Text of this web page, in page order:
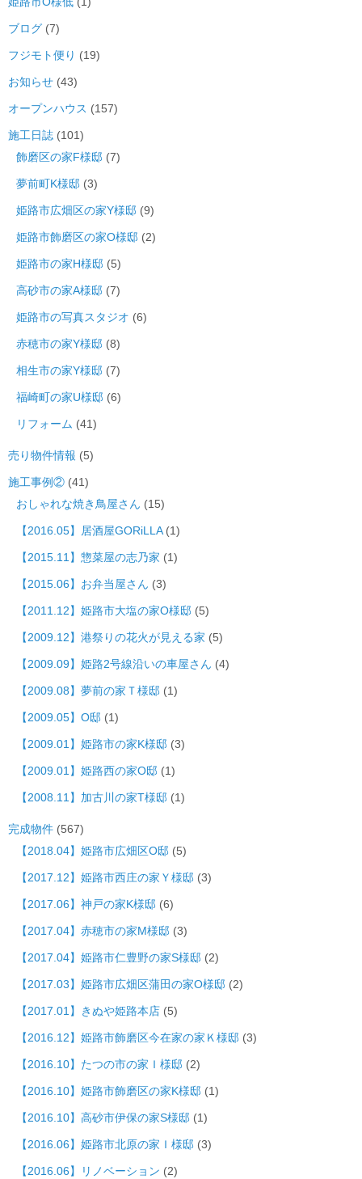
ブログ (7)
フジモト便り (19)
お知らせ (43)
オープンハウス (157)
施工日誌 (101)
飾磨区の家F様邸 (7)
夢前町K様邸 (3)
姫路市広畑区の家Y様邸 (9)
姫路市飾磨区の家O様邸 (2)
姫路市の家H様邸 (5)
高砂市の家A様邸 (7)
姫路市の写真スタジオ (6)
赤穂市の家Y様邸 (8)
相生市の家Y様邸 (7)
福崎町の家U様邸 (6)
リフォーム (41)
売り物件情報 (5)
施工事例② (41)
おしゃれな焼き鳥屋さん (15)
【2016.05】居酒屋GORiLLA(1)
【2015.11】惣菜屋の志乃家 (1)
【2015.06】お弁当屋さん (3)
【2011.12】姫路市大塩の家O様邸 (5)
【2009.12】港祭りの花火が見える家 (5)
【2009.09】姫路2号線沿いの車屋さん (4)
【2009.08】夢前の家Ｔ様邸 (1)
【2009.05】O邸 (1)
【2009.01】姫路市の家K様邸 (3)
【2009.01】姫路西の家O邸 (1)
【2008.11】加古川の家T様邸 (1)
完成物件 (567)
【2018.04】姫路市広畑区O邸 (5)
【2017.12】姫路市西庄の家Ｙ様邸 (3)
【2017.06】神戸の家K様邸 (6)
【2017.04】赤穂市の家M様邸 (3)
【2017.04】姫路市仁豊野の家S様邸 (2)
【2017.03】姫路市広畑区蒲田の家O様邸 (2)
【2017.01】きぬや姫路本店 (5)
【2016.12】姫路市飾磨区今在家の家Ｋ様邸 (3)
【2016.10】たつの市の家Ｉ様邸 (2)
【2016.10】姫路市飾磨区の家K様邸 (1)
【2016.10】高砂市伊保の家S様邸 (1)
【2016.06】姫路市北原の家Ｉ様邸 (3)
【2016.06】リノベーション (2)